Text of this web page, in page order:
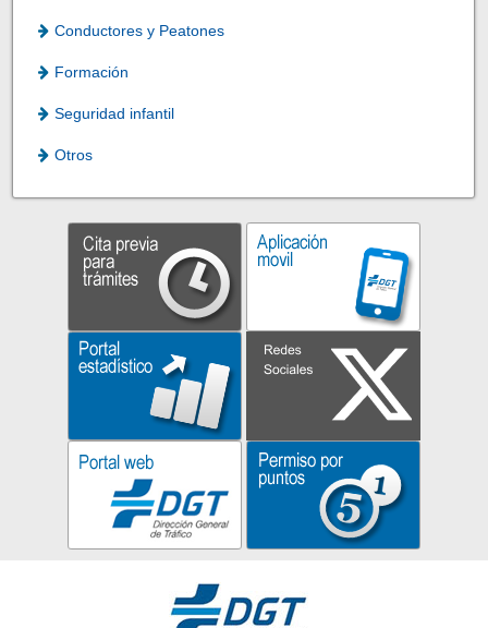
Conductores y Peatones
Formación
Seguridad infantil
Otros